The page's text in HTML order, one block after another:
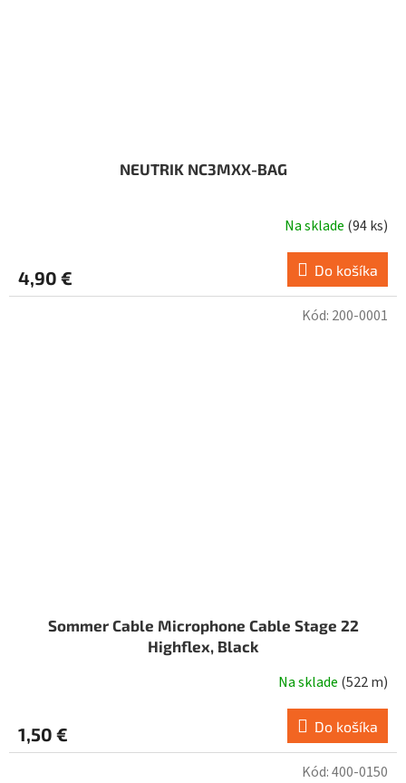
NEUTRIK NC3MXX-BAG
Na sklade (94 ks)
4,90 € Do košíka
Sommer Cable Microphone Cable Stage 22
Highflex, Black
Na sklade (522 m)
1,50 € Do košíka
Kód: 200-0001
Kód:400-0150